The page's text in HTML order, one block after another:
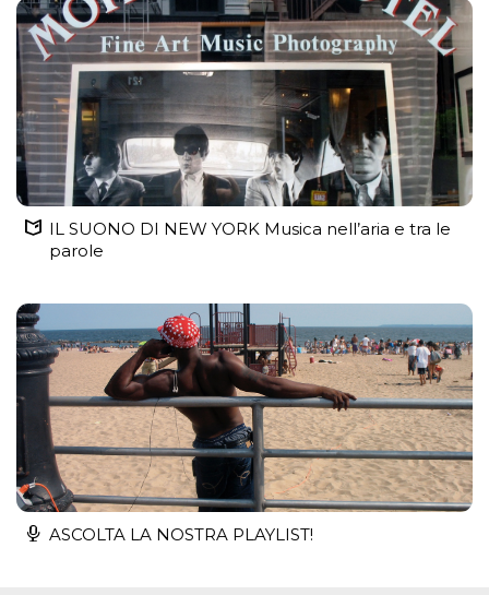
IL SUONO DI NEW YORK Musica nell’aria e tra le
parole
ASCOLTA LA NOSTRA PLAYLIST!